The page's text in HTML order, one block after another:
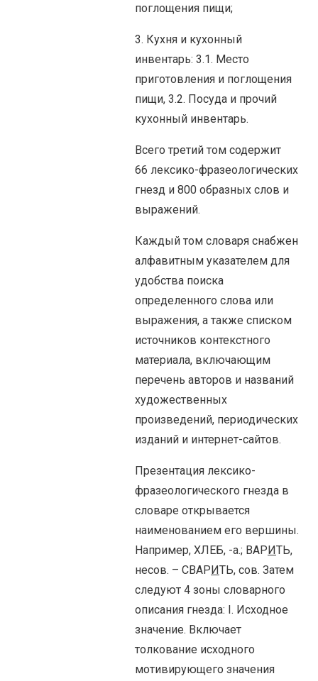
поглощения пищи;
3. Кухня и кухонный
инвентарь: 3.1. Место
приготовления и поглощения
пищи, 3.2. Посуда и прочий
кухонный инвентарь.
Всего третий том содержит
66 лексико-фразеологических
гнезд и 800 образных слов и
выражений.
Каждый том словаря снабжен
алфавитным указателем для
удобства поиска
определенного слова или
выражения, а также списком
источников контекстного
материала, включающим
перечень авторов и названий
художественных
произведений, периодических
изданий и интернет-сайтов.
Презентация лексико-
фразеологического гнезда в
словаре открывается
наименованием его вершины.
Например, ХЛЕБ, -а.; ВАРИТЬ,
несов. – СВАРИТЬ, сов. Затем
следуют 4 зоны словарного
описания гнезда: I. Исходное
значение. Включает
толкование исходного
мотивирующего значения